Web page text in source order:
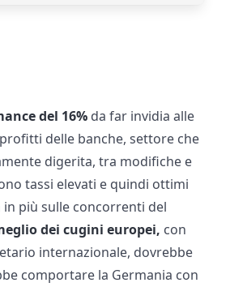
del 16% da far invidia alle
delle banche, settore che
digerita, tra modifiche e
tassi elevati e quindi ottimi
più sulle concorrenti del
dei cugini europei, con
internazionale, dovrebbe
comportare la Germania con